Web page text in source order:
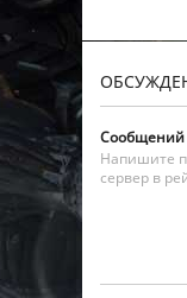
Сообщений
Напишите
сервер в